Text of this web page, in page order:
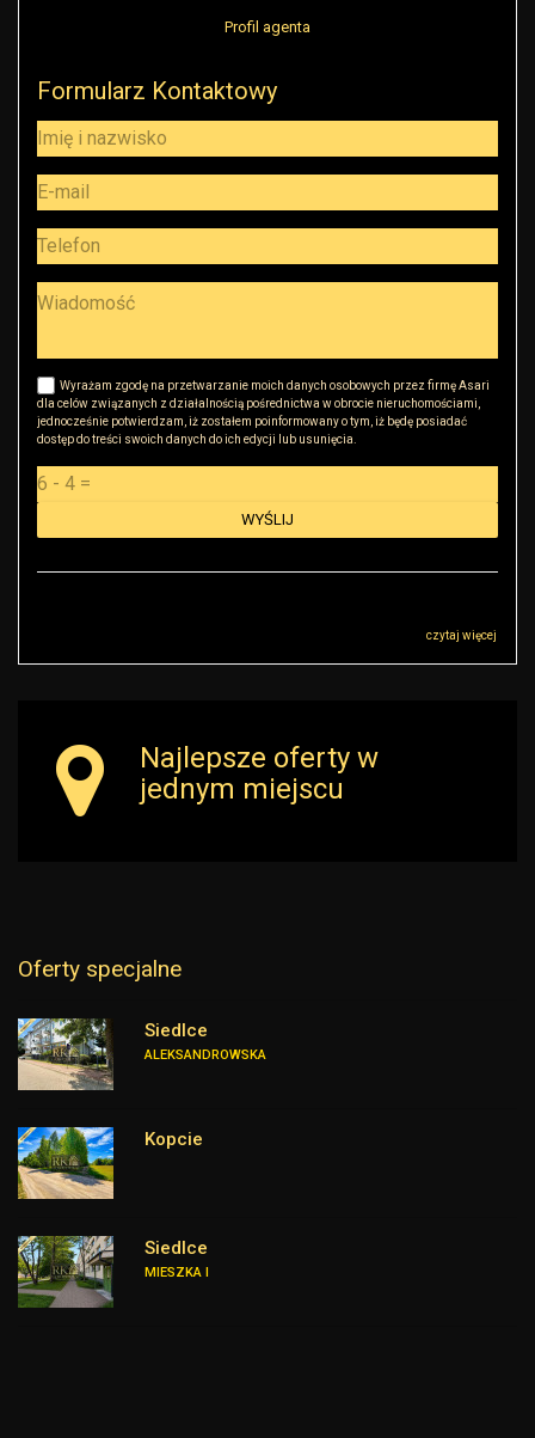
Profil agenta
Formularz Kontaktowy
Wyrażam zgodę na przetwarzanie moich danych osobowych przez firmę Asari
dla celów związanych z działalnością pośrednictwa w obrocie nieruchomościami,
jednocześnie potwierdzam, iż zostałem poinformowany o tym, iż będę posiadać
dostęp do treści swoich danych do ich edycji lub usunięcia.
czytaj więcej
Najlepsze oferty w
jednym miejscu
Oferty specjalne
Siedlce
ALEKSANDROWSKA
Kopcie
Siedlce
MIESZKA I